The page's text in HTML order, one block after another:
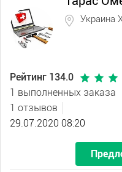
Украина
Рейтинг 134.0
1 выполненных заказа
1 отзывов
29.07.2020 08:20